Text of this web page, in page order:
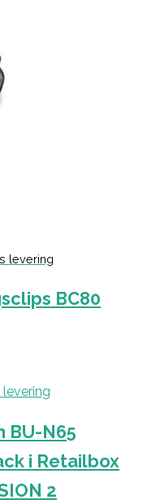
levering
BC80
levering
BU-N65
i Retailbox
2